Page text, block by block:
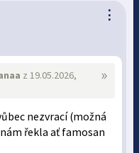
⋮
»
z 19.05.2026,
nezvrací (možná
řekla ať famosan